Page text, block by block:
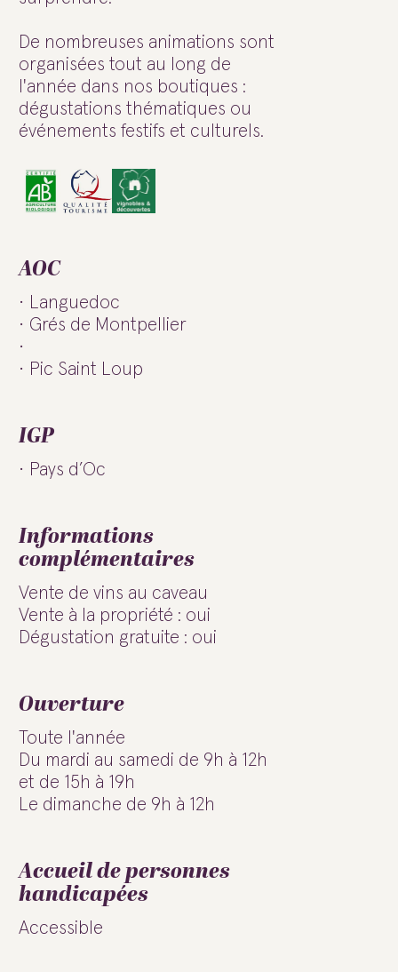
De nombreuses animations sont
organisées tout au long de
l'année dans nos boutiques :
dégustations thématiques ou
événements festifs et culturels.
AOC
Languedoc
Grés de Montpellier
Pic Saint Loup
IGP
Pays d’Oc
Informations
complémentaires
Vente de vins au caveau
Vente à la propriété : oui
Dégustation gratuite : oui
Ouverture
Toute l'année
Du mardi au samedi de 9h à 12h
et de 15h à 19h
Le dimanche de 9h à 12h
Accueil de personnes
handicapées
Accessible